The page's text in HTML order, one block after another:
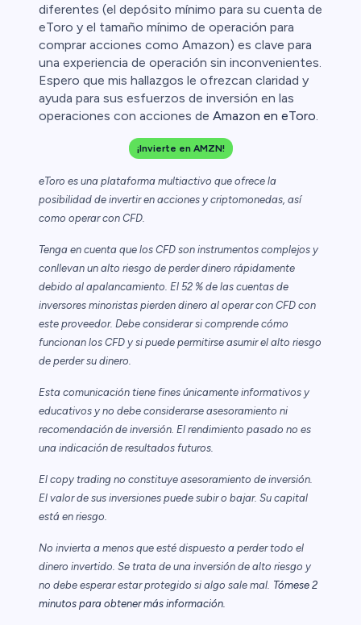
diferentes (el depósito mínimo para su cuenta de
eToro y el tamaño mínimo de operación para
comprar acciones como Amazon) es clave para
una experiencia de operación sin inconvenientes.
Espero que mis hallazgos le ofrezcan claridad y
ayuda para sus esfuerzos de inversión en las
operaciones con acciones de Amazon en eToro
¡Invierte en AMZN!
eToro es una plataforma multiactivo que ofrece la
posibilidad de invertir en acciones y criptomonedas, así
como operar con CFD.
Tenga en cuenta que los CFD son instrumentos complejos y
conllevan un alto riesgo de perder dinero rápidamente
debido al apalancamiento. El 52 % de las cuentas de
inversores minoristas pierden dinero al operar con CFD con
este proveedor. Debe considerar si comprende cómo
funcionan los CFD y si puede permitirse asumir el alto riesgo
de perder su dinero.
Esta comunicación tiene fines únicamente informativos y
educativos y no debe considerarse asesoramiento ni
recomendación de inversión. El rendimiento pasado no es
una indicación de resultados futuros.
El copy trading no constituye asesoramiento de inversión.
El valor de sus inversiones puede subir o bajar. Su capital
está en riesgo.
No invierta a menos que esté dispuesto a perder todo el
dinero invertido. Se trata de una inversión de alto riesgo y
no debe esperar estar protegido si algo sale mal. Tómese 2
minutos para obtener más información.